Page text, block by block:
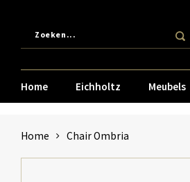
Home Eichholtz Meubels
Home Chair Ombria